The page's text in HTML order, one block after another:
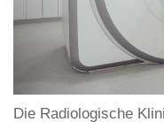
Die Radiologische